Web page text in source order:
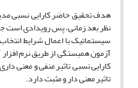
هدف تحقیق حاضر کارایی نسبی
نظر بعد زمانی، پس رویدادی است
کارایی نسبی تاثیر منفی و معنی
تاثیر معنی دار و مثبت دارد.